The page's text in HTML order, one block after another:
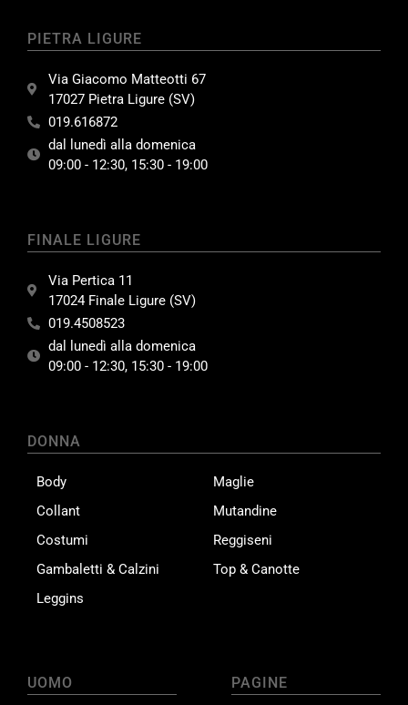
PIETRA LIGURE
Via Giacomo Matteotti 67
17027 Pietra Ligure (SV)
019.616872
dal lunedì alla domenica
09:00 - 12:30, 15:30 - 19:00
FINALE LIGURE
Via Pertica 11
17024 Finale Ligure (SV)
019.4508523
dal lunedì alla domenica
09:00 - 12:30, 15:30 - 19:00
DONNA
Body
Collant
Costumi
Gambaletti & Calzini
Leggins
Maglie
Mutandine
Reggiseni
Top & Canotte
UOMO PAGINE